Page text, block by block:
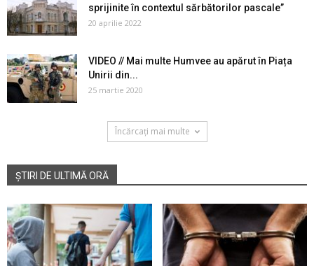
sprijinite în contextul sărbătorilor pascale”
20 aprilie 2022
VIDEO // Mai multe Humvee au apărut în Piața
Unirii din...
25 martie 2020
Încărcați mai multe
ȘTIRI DE ULTIMĂ ORĂ